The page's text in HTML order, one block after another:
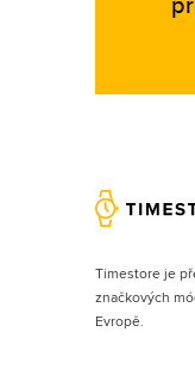
Timestore je
značkových
Evropě.